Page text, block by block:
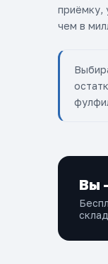
приёмку,
чем в
Вы